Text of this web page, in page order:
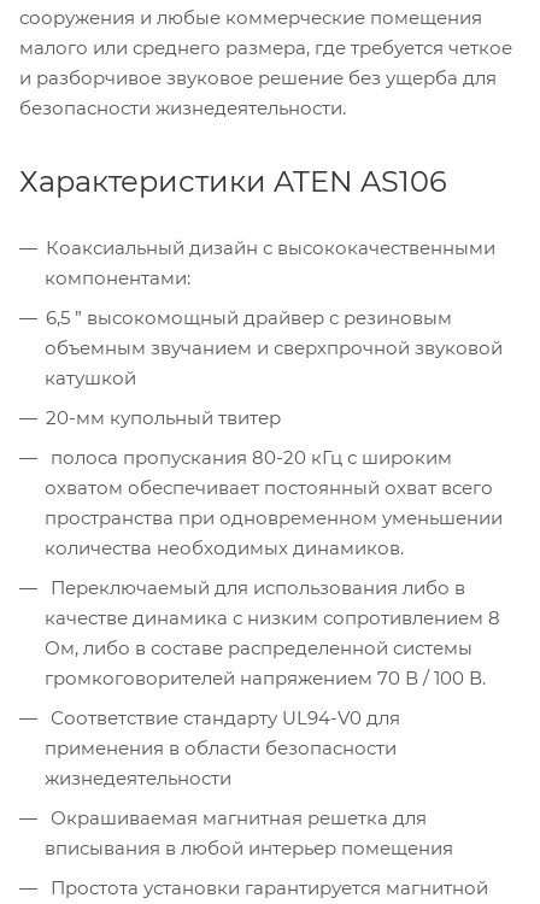
сооружения и любые коммерческие помещения
малого или среднего размера, где требуется четкое
и разборчивое звуковое решение без ущерба для
безопасности жизнедеятельности.
Характеристики ATEN AS106
Коаксиальный дизайн с высококачественными
компонентами:
6,5 ” высокомощный драйвер с резиновым
объемным звучанием и сверхпрочной звуковой
катушкой
20-мм купольный твитер
полоса пропускания 80-20 кГц с широким
охватом обеспечивает постоянный охват всего
пространства при одновременном уменьшении
количества необходимых динамиков.
Переключаемый для использования либо в
качестве динамика с низким сопротивлением 8
Ом, либо в составе распределенной системы
громкоговорителей напряжением 70 В / 100 В.
Соответствие стандарту UL94-V0 для
применения в области безопасности
жизнедеятельности
Окрашиваемая магнитная решетка для
вписывания в любой интерьер помещения
Простота установки гарантируется магнитной